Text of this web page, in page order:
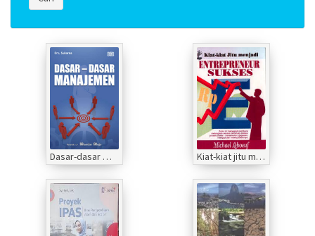
Dasar-dasar manajemen Kiat-kiat jitu menjadi Entrepreneur sukses